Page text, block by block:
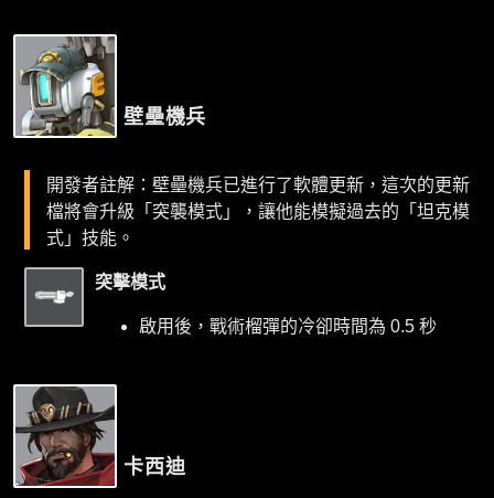
壁壘機兵
開發者註解：壁壘機兵已進行了軟體更新，這次的更新
檔將會升級「突襲模式」，讓他能模擬過去的「坦克模
式」技能。
突擊模式
啟用後，戰術榴彈的冷卻時間為 0.5 秒
卡西迪